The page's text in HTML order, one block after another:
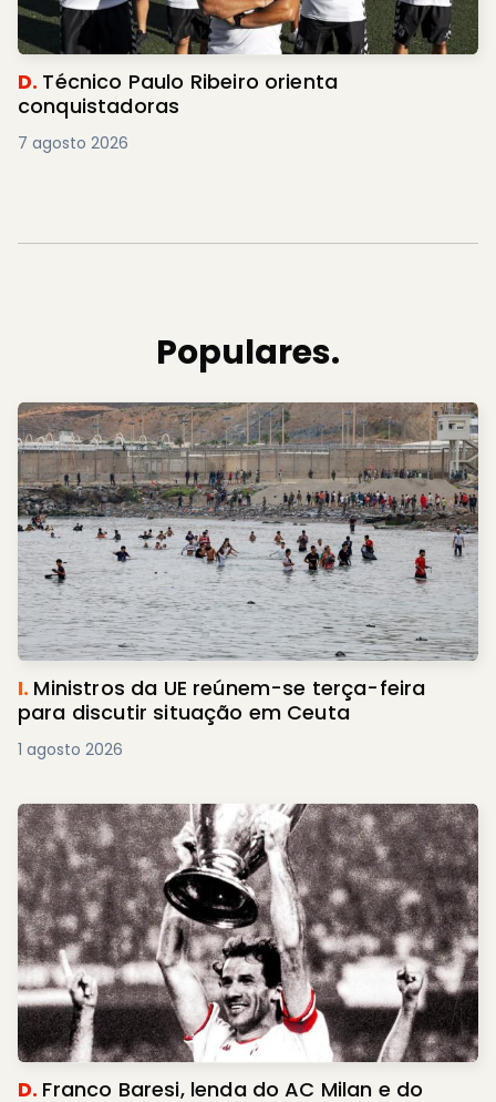
D. Técnico Paulo Ribeiro orienta
conquistadoras
7 agosto 2026
Populares.
I. Ministros da UE reúnem-se terça-feira
para discutir situação em Ceuta
1 agosto 2026
D. Franco Baresi, lenda do AC Milan e do